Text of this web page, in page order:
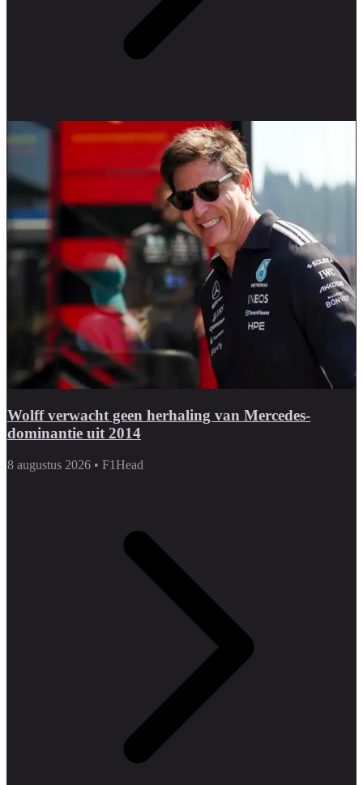
Wolff verwacht geen herhaling van Mercedes-
dominantie uit 2014
8 augustus 2026 • F1Head